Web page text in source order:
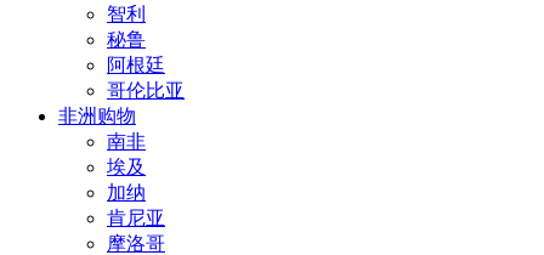
智利
秘鲁
阿根廷
哥伦比亚
非洲购物
南非
埃及
加纳
肯尼亚
摩洛哥